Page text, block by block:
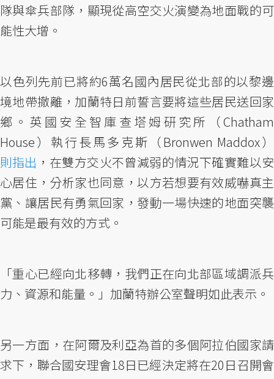
隊與傘兵部隊，顯現從高空交火演變為地面戰的可
能性大增。
以色列先前已將約6萬名國內居民從北部的以黎邊
境地帶撤離，加蘭特日前誓言要將這些居民送回家
鄉。英國安全智庫查塔姆研究所（Chatham
House）執行長馬多克斯（Bronwen Maddox）
則指出 ，在雙方交火不曾減弱的情況下確實難以安
心居住，分析家也同意，以方若想要有效威嚇真主
黨、讓居民有勇氣回家，發動一場快速的地面突襲
可能是最有效的方式。
「重心已經向北移轉，我們正在向北部區域調派兵
力、資源和能量。」加蘭特辦公室聲明如此表示。
另一方面，在阿爾及利亞為首的多個阿拉伯國家請
求下，聯合國安理會18日已經決定將在20日召開會